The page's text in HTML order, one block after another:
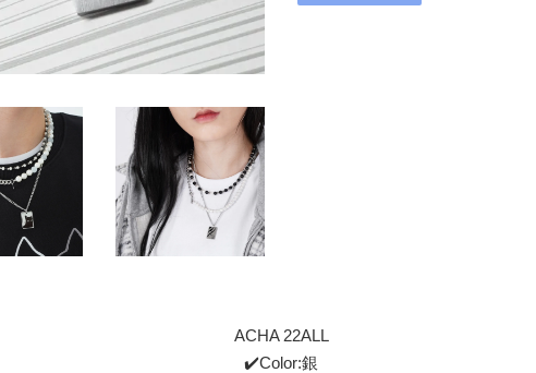
ACHA 22ALL
✔️Color:銀